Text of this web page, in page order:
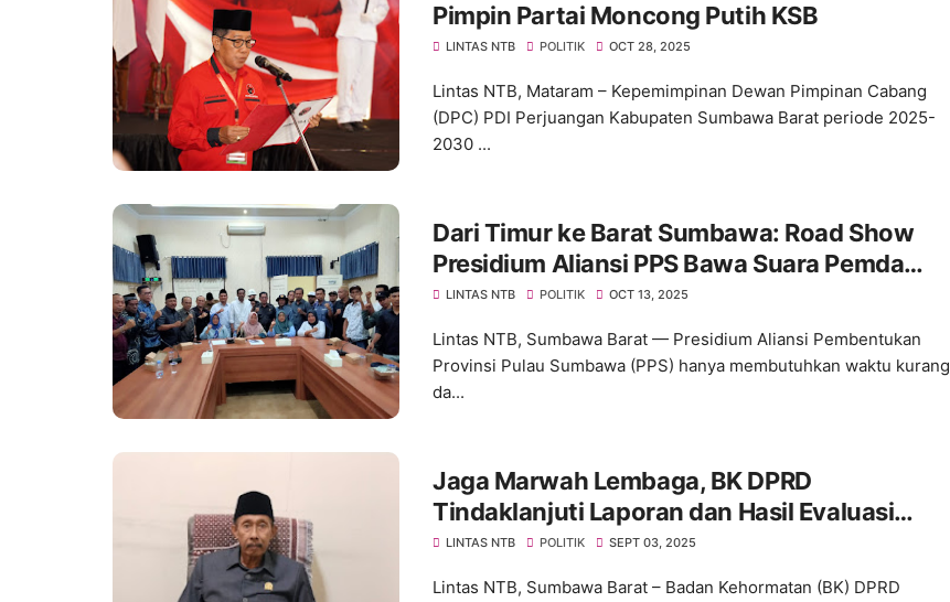
Pimpin Partai Moncong Putih KSB
LINTAS NTB POLITIK OCT 28, 2025
Lintas NTB, Mataram – Kepemimpinan Dewan Pimpinan Cabang
(DPC) PDI Perjuangan Kabupaten Sumbawa Barat periode 2025-
2030 ...
Dari Timur ke Barat Sumbawa: Road Show
Presidium Aliansi PPS Bawa Suara Pemda
Dukung Pemekaran
LINTAS NTB POLITIK OCT 13, 2025
Lintas NTB, Sumbawa Barat — Presidium Aliansi Pembentukan
Provinsi Pulau Sumbawa (PPS) hanya membutuhkan waktu kurang
da...
Jaga Marwah Lembaga, BK DPRD
Tindaklanjuti Laporan dan Hasil Evaluasi
Terkait Etik
LINTAS NTB POLITIK SEPT 03, 2025
Lintas NTB, Sumbawa Barat – Badan Kehormatan (BK) DPRD